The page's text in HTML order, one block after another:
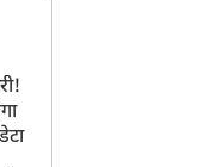
दीदी,
घर में